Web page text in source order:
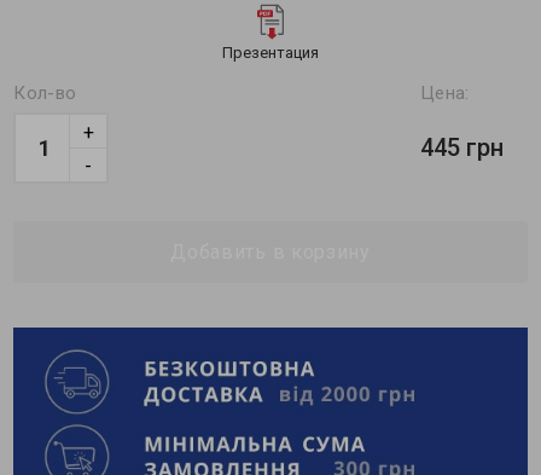
Презентация
Кол-во
-
+
Цена:
445 грн